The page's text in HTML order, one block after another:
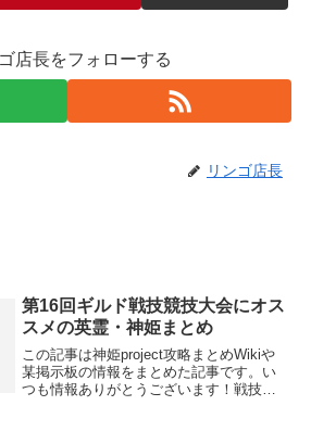
店長をフォローする
リンゴ店長
第16回ギルド戦技競技大会にオス
スメの英霊・神姫まとめ
この記事は神姫project攻略まとめWikiや
某掲示板の情報をまとめた記事です。い
つも情報ありがとうございます！戦技競